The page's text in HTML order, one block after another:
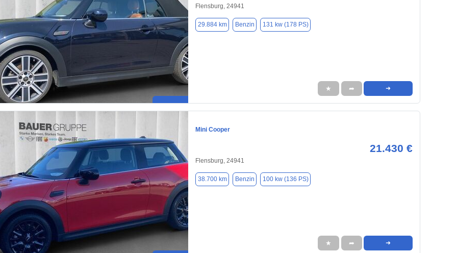
Flensburg, 24941
29.884 km Benzin 131 kw (178 PS)
★ ➦ ➜
Mini Cooper
21.430 €
Flensburg, 24941
38.700 km Benzin 100 kw (136 PS)
★ ➦ ➜